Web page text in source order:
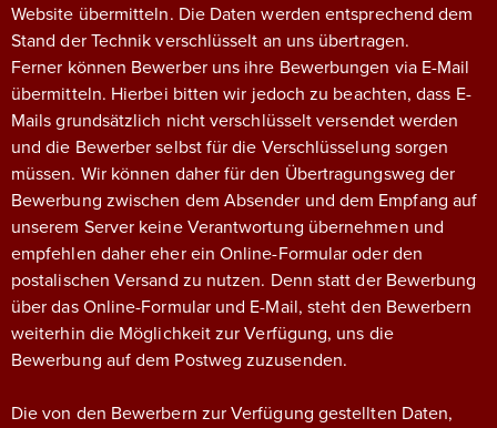
Website übermitteln. Die Daten werden entsprechend dem
Stand der Technik verschlüsselt an uns übertragen.
Ferner können Bewerber uns ihre Bewerbungen via E-Mail
übermitteln. Hierbei bitten wir jedoch zu beachten, dass E-
Mails grundsätzlich nicht verschlüsselt versendet werden
und die Bewerber selbst für die Verschlüsselung sorgen
müssen. Wir können daher für den Übertragungsweg der
Bewerbung zwischen dem Absender und dem Empfang auf
unserem Server keine Verantwortung übernehmen und
empfehlen daher eher ein Online-Formular oder den
postalischen Versand zu nutzen. Denn statt der Bewerbung
über das Online-Formular und E-Mail, steht den Bewerbern
weiterhin die Möglichkeit zur Verfügung, uns die
Bewerbung auf dem Postweg zuzusenden.
Die von den Bewerbern zur Verfügung gestellten Daten,